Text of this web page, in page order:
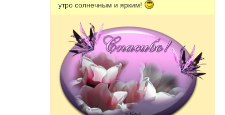
утро солнечным и ярким!